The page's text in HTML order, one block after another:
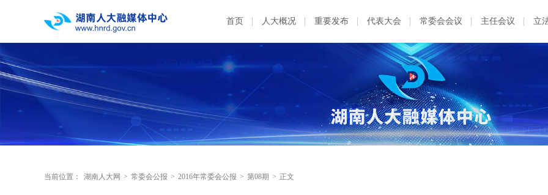
首页 人大概况 重要发布 代表大会 常委会会议 主任会议 立
当前位置： 湖南人大网 > 常委会公报 > 2016年常委会公报 > 第08期 > 正文